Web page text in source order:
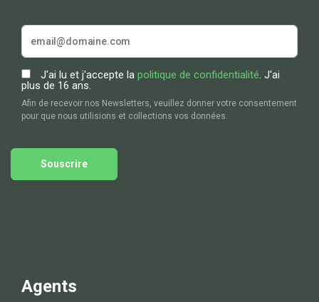
J'ai lu et j'accepte la politique de confidentialité. J'ai
plus de 16 ans.
Afin de recevoir nos Newsletters, veuillez donner votre consentement
pour que nous utilisions et collections vos données.
Souscrire
Agents